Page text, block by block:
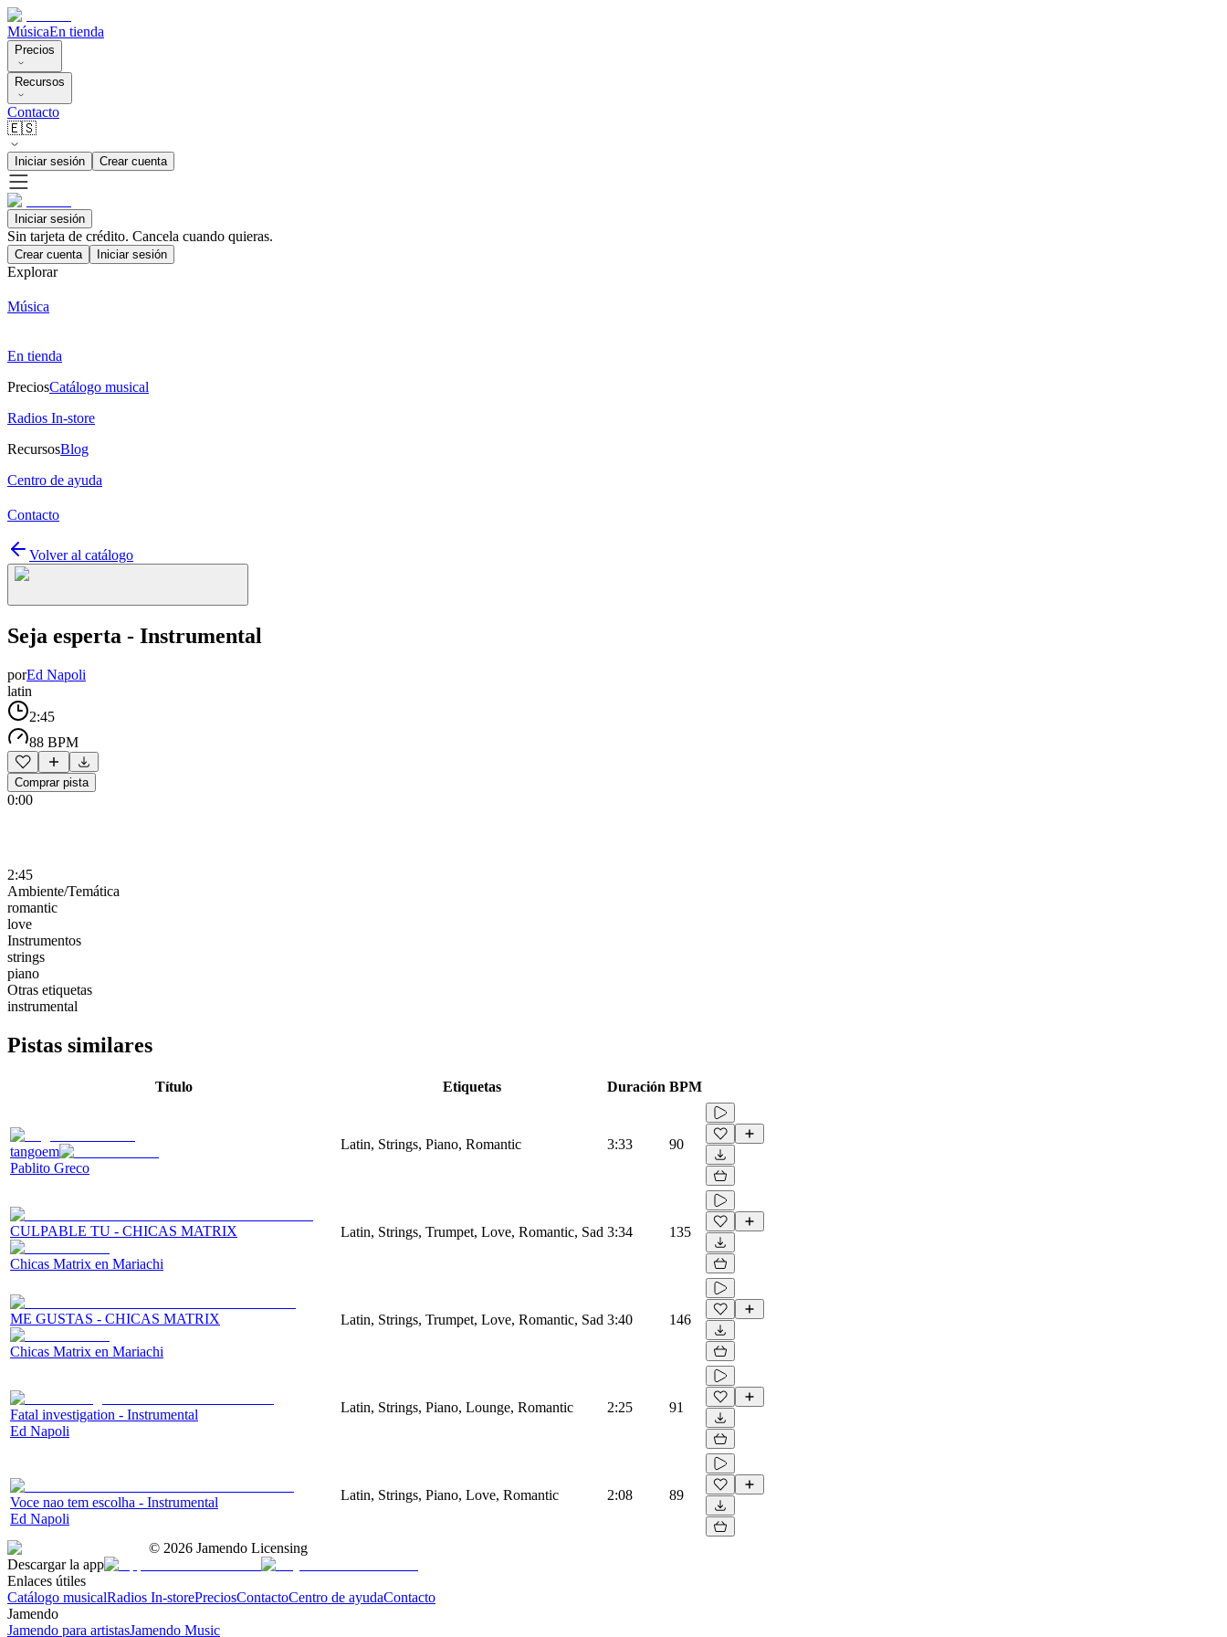
MúsicaEn tienda
Precios
Recursos
Contacto
🇪🇸
Iniciar sesión Crear cuenta
Iniciar sesión
Sin tarjeta de crédito. Cancela cuando quieras.
Crear cuenta Iniciar sesión
Explorar
Música
En tienda
PreciosCatálogo musical
Radios In-store
RecursosBlog
Centro de ayuda
Contacto
Volver al catálogo
Seja esperta - Instrumental
porEd Napoli
latin
2:45
88 BPM
Comprar pista
0:00
2:45
Ambiente/Temática
romantic
love
Instrumentos
strings
piano
Otras etiquetas
instrumental
Pistas similares
Título Etiquetas Duración BPM
tangoem
Pablito Greco
Latin, Strings, Piano, Romantic 3:33 90
CULPABLE TU - CHICAS MATRIX
Chicas Matrix en Mariachi
Latin, Strings, Trumpet, Love, Romantic, Sad 3:34 135
ME GUSTAS - CHICAS MATRIX
Chicas Matrix en Mariachi
Latin, Strings, Trumpet, Love, Romantic, Sad 3:40 146
Fatal investigation - Instrumental
Ed Napoli
Latin, Strings, Piano, Lounge, Romantic 2:25 91
Voce nao tem escolha - Instrumental
Ed Napoli
Latin, Strings, Piano, Love, Romantic 2:08 89
© 2026 Jamendo Licensing
Descargar la app
Enlaces útiles
Catálogo musicalRadios In-storePreciosContactoCentro de ayudaContacto
Jamendo
Jamendo para artistasJamendo Music